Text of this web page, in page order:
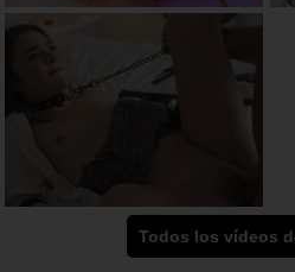
Todos los vídeos